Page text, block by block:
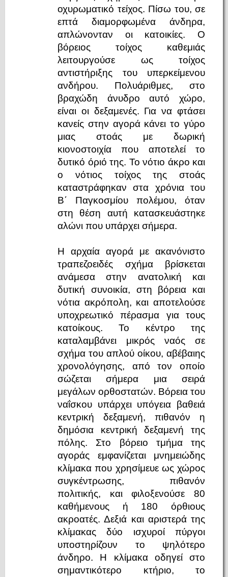
οχυρωματικό τείχος. Πίσω του, σε
επτά διαμορφωμένα άνδηρα,
απλώνονταν οι κατοικίες. Ο
βόρειος τοίχος καθεμιάς
λειτουργούσε ως τοίχος
αντιστήριξης του υπερκείμενου
ανδήρου. Πολυάριθμες, στο
βραχώδη άνυδρο αυτό χώρο,
είναι οι δεξαμενές. Για να φτάσει
κανείς στην αγορά κάνει το γύρο
μιας στοάς με δωρική
κιονοστοιχία που αποτελεί το
δυτικό όριό της. Το νότιο άκρο και
ο νότιος τοίχος της στοάς
καταστράφηκαν στα χρόνια του
Β΄ Παγκοσμίου πολέμου, όταν
στη θέση αυτή κατασκευάστηκε
αλώνι που υπάρχει σήμερα.
Η αρχαία αγορά με ακανόνιστο
τραπεζοειδές σχήμα βρίσκεται
ανάμεσα στην ανατολική και
δυτική συνοικία, στη βόρεια και
νότια ακρόπολη, και αποτελούσε
υποχρεωτικό πέρασμα για τους
κατοίκους. Το κέντρο της
καταλαμβάνει μικρός ναός σε
σχήμα του απλού οίκου, αβέβαιης
χρονολόγησης, από τον οποίο
σώζεται σήμερα μια σειρά
μεγάλων ορθοστατών. Βόρεια του
ναΐσκου υπάρχει υπόγεια βαθειά
κεντρική δεξαμενή, πιθανόν η
δημόσια κεντρική δεξαμενή της
πόλης. Στο βόρειο τμήμα της
αγοράς εμφανίζεται μνημειώδης
κλίμακα που χρησίμευε ως χώρος
συγκέντρωσης, πιθανόν
πολιτικής, και φιλοξενούσε 80
καθήμενους ή 180 όρθιους
ακροατές. Δεξιά και αριστερά της
κλίμακας δύο ισχυροί πύργοι
υποστηρίζουν το ψηλότερο
άνδηρο. Η κλίμακα οδηγεί στο
σημαντικότερο κτήριο, το